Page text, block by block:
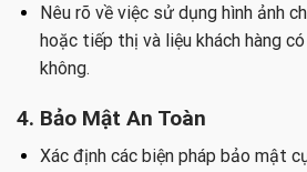
Nêu rõ về việc sử dụng hình ảnh
hoặc tiếp thị và liệu khách hàng
không.
4. Bảo Mật An Toàn
Xác định các biện pháp bảo mật